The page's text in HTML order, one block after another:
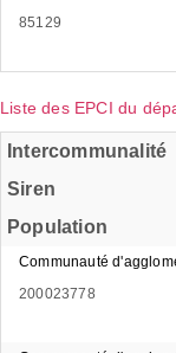
85129
Liste des EPCI du
Intercommunalité
Siren
Population
Communauté
200023778